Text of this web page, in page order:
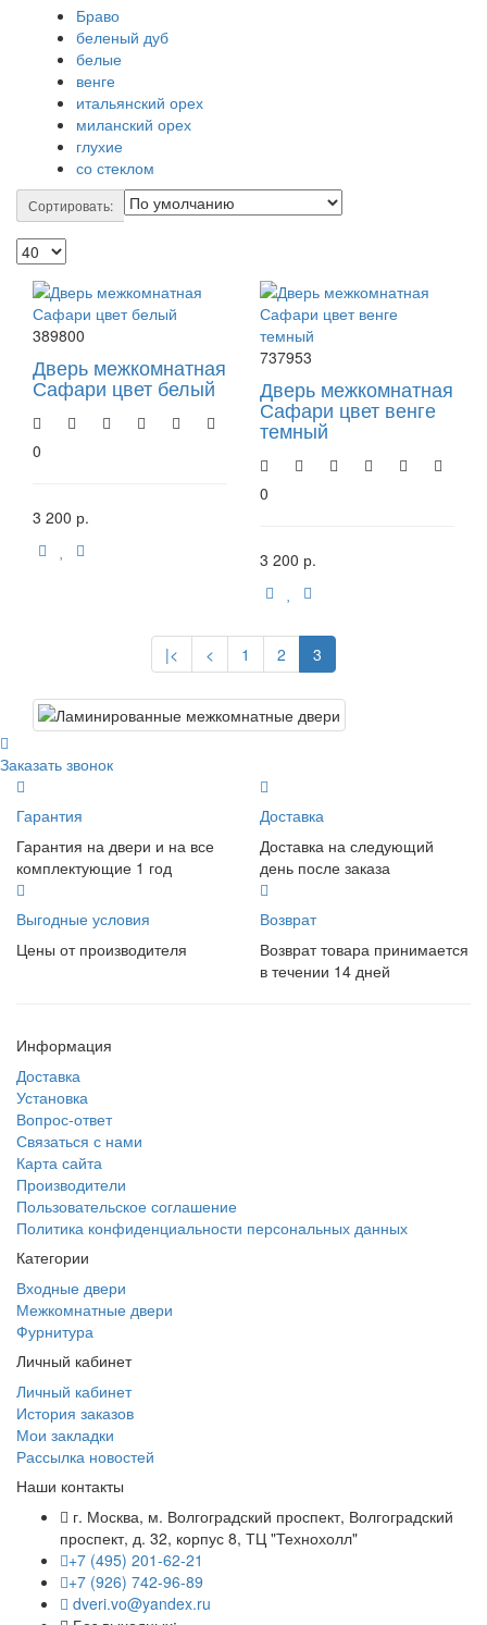
Браво
беленый дуб
белые
венге
итальянский орех
миланский орех
глухие
со стеклом
Сортировать:
389800
Дверь межкомнатная
Сафари цвет белый
0
3 200 р.
737953
Дверь межкомнатная
Сафари цвет венге
темный
0
3 200 р.
|< < 1 2 3
Заказать звонок
Гарантия
Гарантия на двери и на все
комплектующие 1 год
Доставка
Доставка на следующий
день после заказа
Выгодные условия
Цены от производителя
Возврат
Возврат товара принимается
в течении 14 дней
Информация
Доставка
Установка
Вопрос-ответ
Связаться с нами
Карта сайта
Производители
Пользовательское соглашение
Политика конфиденциальности персональных данных
Категории
Входные двери
Межкомнатные двери
Фурнитура
Личный кабинет
Личный кабинет
История заказов
Мои закладки
Рассылка новостей
Наши контакты
г. Москва, м. Волгоградский проспект, Волгоградский
проспект, д. 32, корпус 8, ТЦ "Технохолл"
+7 (495) 201-62-21
+7 (926) 742-96-89
dveri.vo@yandex.ru